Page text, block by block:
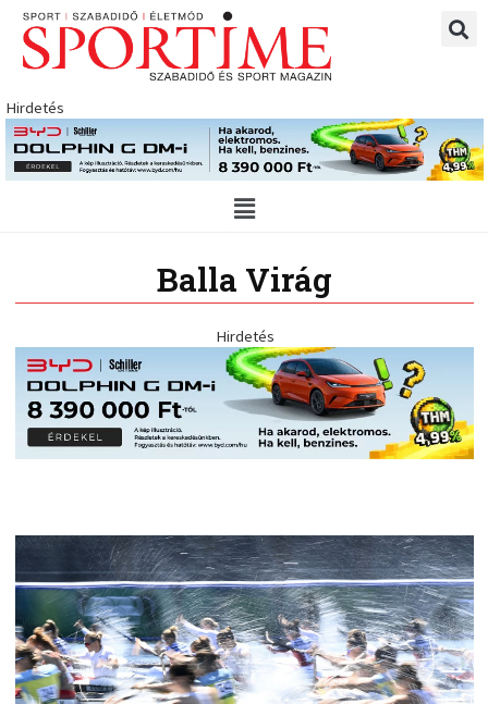
Skip
content
Hirdetés
Main
Menu
Balla Virág
Hirdetés